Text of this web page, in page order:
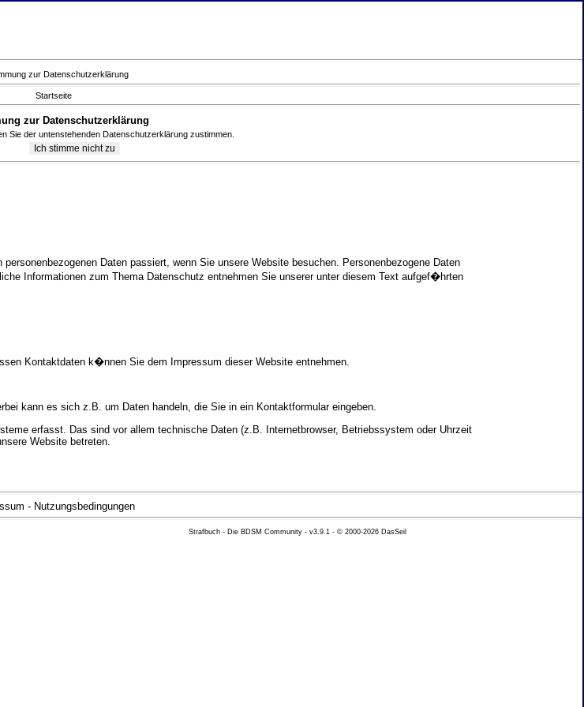
zur Datenschutzerklärung
Startseite
zur Datenschutzerklärung
Sie der untenstehenden Datenschutzerklärung zustimmen.
Daten passiert, wenn Sie unsere Website besuchen. Personenbezogene Daten
Informationen zum Thema Datenschutz entnehmen Sie unserer unter diesem Text aufgef�hrten
Kontaktdaten k�nnen Sie dem Impressum dieser Website entnehmen.
kann es sich z.B. um Daten handeln, die Sie in ein Kontaktformular eingeben.
erfasst. Das sind vor allem technische Daten (z.B. Internetbrowser, Betriebssystem oder Uhrzeit
Website betreten.
Andere Daten k�nnen zur Analyse Ihres Nutzerverhaltens verwendet werden.
Zweck Ihrer gespeicherten personenbezogenen Daten zu erhalten. Sie haben au�erdem ein
- Nutzungsbedingungen
Strafbuch - Die BDSM Community - v3.9.1 - © 2000-2026 DasSeil